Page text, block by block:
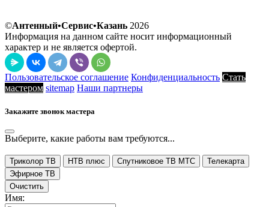
©Антенный•Сервис•Казань 2026
Информация на данном сайте носит информационный
характер и не является офертой.
Пользовательское соглашение Конфиденциальность Стать
мастером sitemap Наши партнеры
Закажите звонок мастера
Выберите, какие работы вам требуются...
Триколор ТВ НТВ плюс Спутниковое ТВ МТС
Телекарта
Эфирное ТВ
Очистить
Имя: